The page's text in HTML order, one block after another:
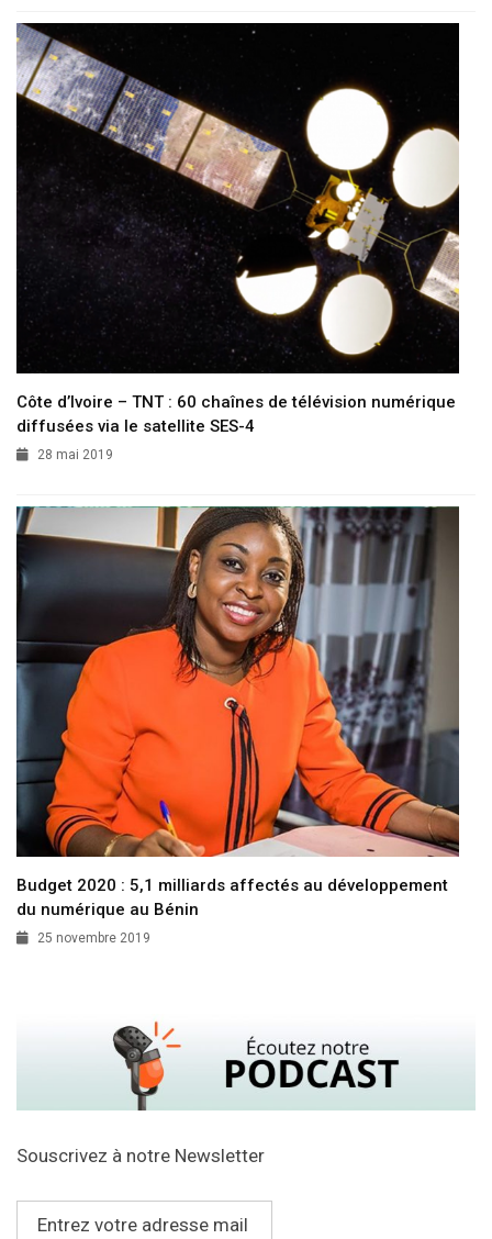
Côte d’Ivoire – TNT : 60 chaînes de télévision numérique
diffusées via le satellite SES-4
28 mai 2019
Budget 2020 : 5,1 milliards affectés au développement
du numérique au Bénin
25 novembre 2019
Souscrivez à notre Newsletter